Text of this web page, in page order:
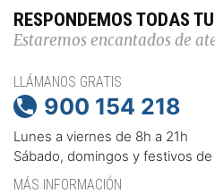
RESPONDEMOS TODAS
Estaremos encantados de
LLÁMANOS GRATIS
 900 154 218
Lunes a viernes de 8h a 21h
Sábado, domingos y festivos de
MÁS INFORMACIÓN